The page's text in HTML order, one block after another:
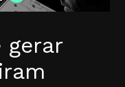
gerar